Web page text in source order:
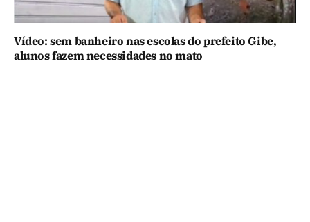
Vídeo: sem banheiro nas escolas do prefeito Gibe,
alunos fazem necessidades no mato